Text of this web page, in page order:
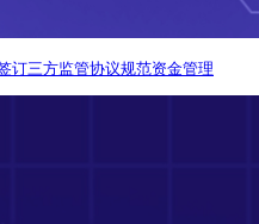
订三方监管协议规范资金管理